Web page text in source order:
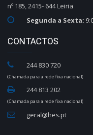
nº 185, 2415- 644 Leiria
Segunda a Sexta:
CONTACTOS
244 830 720
(Chamada para a rede fixa nacional)
244 813 202
(Chamada para a rede fixa nacional)
geral@hes.pt